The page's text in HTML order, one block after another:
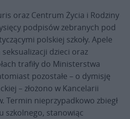
oraz Centrum Życia i Rodziny
podpisów zebranych pod
polskiej szkoły. Apele
dzieci oraz
trafiły do Ministerstwa
pozostałe – o dymisję
– złożono w Kancelarii
Termin nieprzypadkowo zbiegł
szkolnego, stanowiąc